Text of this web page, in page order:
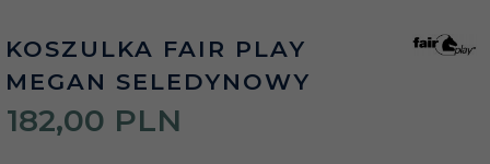
KOSZULKA FAIR PLAY
MEGAN SELEDYNOWY
182,00 PLN